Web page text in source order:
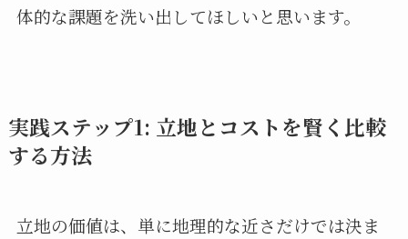
体的な課題を洗い出してほしいと思います。
実践ステップ1: 立地とコストを賢く比較
する方法
立地の価値は、単に地理的な近さだけでは決ま